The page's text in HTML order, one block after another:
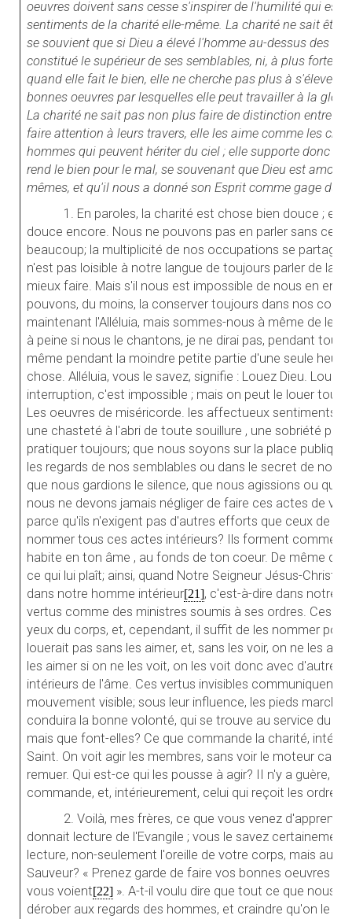
oeuvres doivent sans cesse s'inspirer de l'humilité qui est
sentiments de la charité elle-même. La charité ne sait être
se souvient que si Dieu a élevé l'homme au-dessus des
constitué le supérieur de ses semblables, ni, à plus forte
quand elle fait le bien, elle ne cherche pas plus à s'élever
bonnes oeuvres par lesquelles elle peut travailler à la
La charité ne sait pas non plus faire de distinction entre
faire attention à leurs travers, elle les aime comme les
hommes qui peuvent hériter du ciel ; elle supporte donc
rend le bien pour le mal, se souvenant que Dieu est
mêmes, et qu'il nous a donné son Esprit comme gage du
1. En paroles, la charité est chose bien douce ; en
douce encore. Nous ne pouvons pas en parler sans
beaucoup; la multiplicité de nos occupations se partage
n'est pas loisible à notre langue de toujours parler de la
mieux faire. Mais s'il nous est impossible de nous en
pouvons, du moins, la conserver toujours dans nos
maintenant l'Alléluia, mais sommes-nous à même de le
à peine si nous le chantons, je ne dirai pas, pendant
même pendant la moindre petite partie d'une seule
chose. Alléluia, vous le savez, signifie : Louez Dieu. Louer
interruption, c'est impossible ; mais on peut le louer
Les oeuvres de miséricorde. les affectueux sentiments
une chasteté à l'abri de toute souillure , une sobriété
pratiquer toujours; que nous soyons sur la place
les regards de nos semblables ou dans le secret de nos
que nous gardions le silence, que nous agissions ou que
nous ne devons jamais négliger de faire ces actes de
parce qu'ils n'exigent pas d'autres efforts que ceux de
nommer tous ces actes intérieurs? Ils forment comme
habite en ton âme , au fonds de ton coeur. De même
ce qui lui plaît; ainsi, quand Notre Seigneur Jésus-Christ
dans notre homme intérieur[21], c'est-à-dire dans notre
vertus comme des ministres soumis à ses ordres. Ces
yeux du corps, et, cependant, il suffit de les nommer
louerait pas sans les aimer, et, sans les voir, on ne les
les aimer si on ne les voit, on les voit donc avec d'autres
intérieurs de l'âme. Ces vertus invisibles communiquent
mouvement visible; sous leur influence, les pieds
conduira la bonne volonté, qui se trouve au service du
mais que font-elles? Ce que commande la charité,
Saint. On voit agir les membres, sans voir le moteur
remuer. Qui est-ce qui les pousse à agir? II n'y a guère,
commande, et, intérieurement, celui qui reçoit les ordres.
2. Voilà, mes frères, ce que vous venez
donnait lecture de l'Evangile ; vous le savez
lecture, non-seulement l'oreille de votre corps, mais
Sauveur? « Prenez garde de faire vos bonnes oeuvres
vous voient[22] ». A-t-il voulu dire que tout ce que nous
dérober aux regards des hommes, et craindre qu'on le